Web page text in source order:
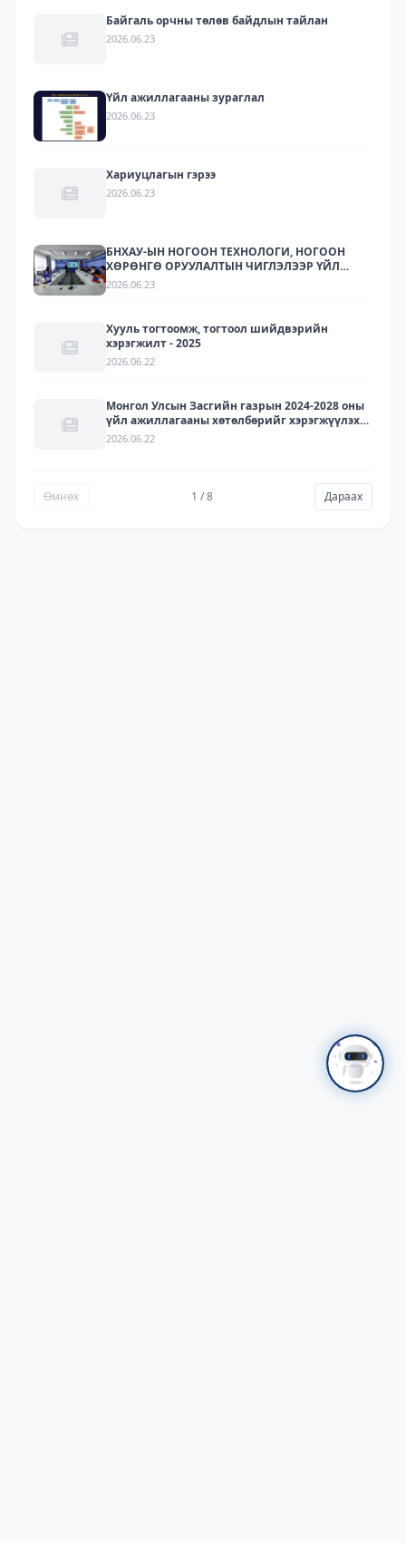
Байгаль орчны төлөв байдлын тайлан
2026.06.23
Үйл ажиллагааны зураглал
2026.06.23
Хариуцлагын гэрээ
2026.06.23
БНХАУ-ЫН НОГООН ТЕХНОЛОГИ, НОГООН
ХӨРӨНГӨ ОРУУЛАЛТЫН ЧИГЛЭЛЭЭР ҮЙЛ
АЖИЛЛАГАА ЯВУУЛДАГ ЛАРИТЕК ХХК-ЫН
2026.06.23
Хууль тогтоомж, тогтоол шийдвэрийн
хэрэгжилт - 2025
2026.06.22
Монгол Улсын Засгийн газрын 2024-2028 оны
үйл ажиллагааны хөтөлбөрийг хэрэгжүүлэх
арга хэмжээний төлөвлөгөөний хэрэгжилт -
2026.06.22
Өмнөх 1 / 8 Дараах